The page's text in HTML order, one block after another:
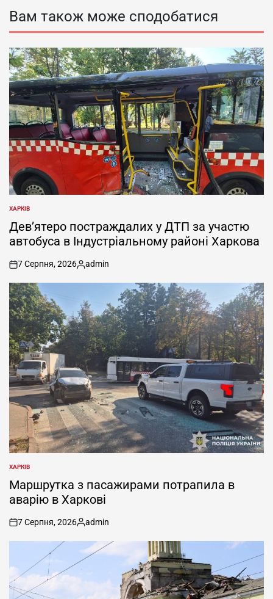
Вам також може сподобатися
ОПУБЛІКУВАТИ
У
ХАРКІВ
Дев’ятеро постраждалих у ДТП за участю
автобуса в Індустріальному районі Харкова
on
7 Серпня, 2026
Опубліковано
admin
ОПУБЛІКУВАТИ
У
ХАРКІВ
Маршрутка з пасажирами потрапила в
аварію в Харкові
on
7 Серпня, 2026
Опубліковано
admin